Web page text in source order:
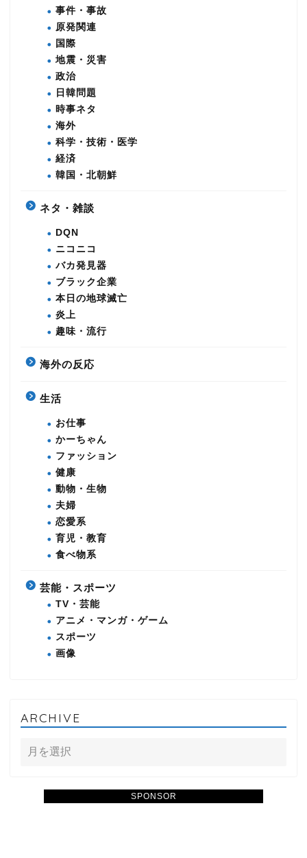
SPONSOR
事件・事故
原発関連
国際
地震・災害
政治
日韓問題
時事ネタ
海外
科学・技術・医学
経済
韓国・北朝鮮
ネタ・雑談
DQN
ニコニコ
バカ発見器
ブラック企業
本日の地球滅亡
炎上
趣味・流行
海外の反応
生活
お仕事
かーちゃん
ファッション
健康
動物・生物
夫婦
恋愛系
育児・教育
食べ物系
芸能・スポーツ
TV・芸能
アニメ・マンガ・ゲーム
スポーツ
画像
ARCHIVE